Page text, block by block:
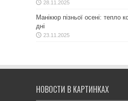
28.11.2025
Манікюр пізньої осені: тепло
дні
23.11.2025
НОВОСТИ В КАРТИНКАХ